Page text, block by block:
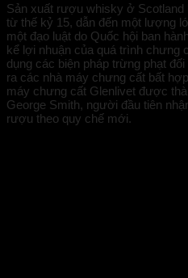
Sản xuất rượu whisky ở Scotland
từ thế kỷ 15, dẫn đến một lượng
một đạo luật do Quốc hội ban
kể lợi nhuận của quá trình chưng
dụng các biện pháp trừng phạt
ra các nhà máy chưng cất bất
máy chưng cất Glenlivet được
George Smith, người đầu tiên
rượu theo quy chế mới.